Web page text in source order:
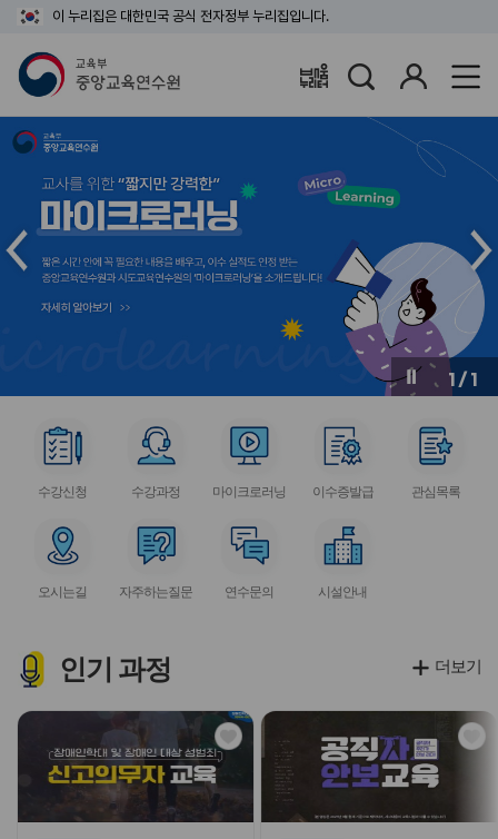
이 누리집은 대한민국 공식 전자정부 누리집입니다.
배움누리터
1 / 1
인
버
메
인
슬
라
드
다
음
버
서
스
이
콘
수강신청
서
스
이
콘
수강과정
서
스
이
콘
마이크로러닝
서
스
이
콘
이수증발급
서
스
관심목록
서
스
콘
오시는길
서
스
콘
자주하는질문
서
스
연수문의
서
스
시설안내
인기 과정
관
심
아
이
콘
관
심
더보기